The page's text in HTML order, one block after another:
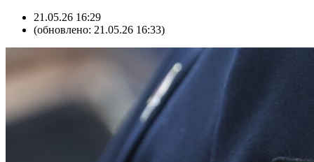
21.05.26 16:29
(обновлено: 21.05.26 16:33)